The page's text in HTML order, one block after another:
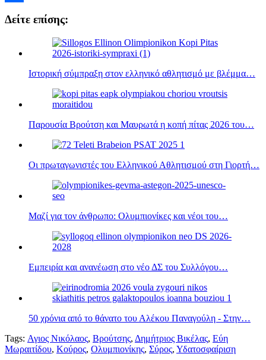
Δείτε επίσης:
Ιστορική σύμπραξη στον ελληνικό αθλητισμό με βλέμμα…
Παρουσία Βρούτση και Μαυρωτά η κοπή πίτας 2026 του…
Οι πρωταγωνιστές του Ελληνικού Αθλητισμού στη Γιορτή…
Μαζί για τον άνθρωπο: Ολυμπιονίκες και νέοι του…
Εμπειρία και ανανέωση στο νέο ΔΣ του Συλλόγου…
50 χρόνια από το θάνατο του Αλέκου Παναγούλη - Στην…
Tags: Αγιος Νικόλαος, Βρούτσης, Δημήτριος Βικέλας, Εύη
Μωραιτίδου, Κούρος, Ολυμπιονίκης, Σύρος, Υδατοσφαίριση